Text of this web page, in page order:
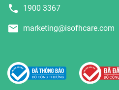
1900 3367
marketing@isofhcare.com